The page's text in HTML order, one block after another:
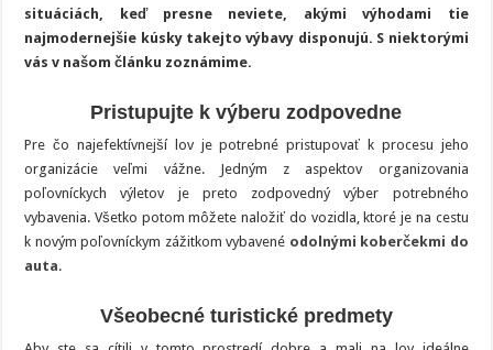
situáciách, keď presne neviete, akými výhodami tie
najmodernejšie kúsky takejto výbavy disponujú. S niektorými
vás v našom článku zoznámime.
Pristupujte k výberu zodpovedne
Pre čo najefektívnejší lov je potrebné pristupovať k procesu jeho
organizácie veľmi vážne. Jedným z aspektov organizovania
poľovníckych výletov je preto zodpovedný výber potrebného
vybavenia. Všetko potom môžete naložiť do vozidla, ktoré je na cestu
k novým poľovníckym zážitkom vybavené odolnými koberčekmi do
auta.
Všeobecné turistické predmety